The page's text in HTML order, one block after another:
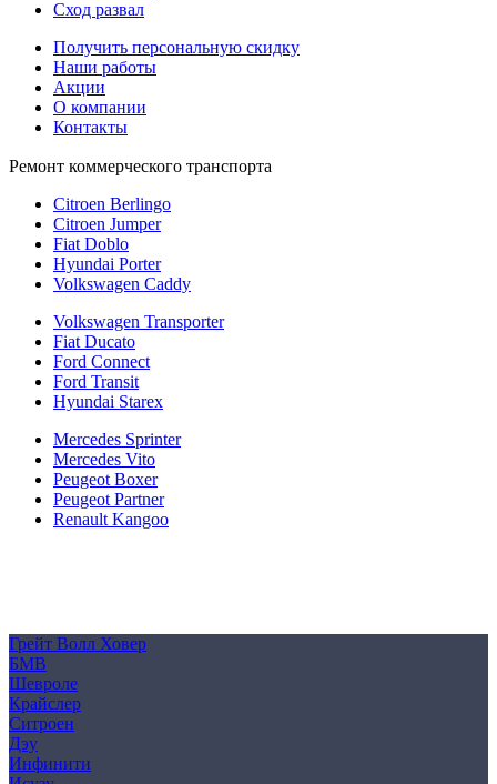
Сход развал
Получить персональную скидку
Наши работы
Акции
О компании
Контакты
Ремонт коммерческого транспорта
Citroen Berlingo
Citroen Jumper
Fiat Doblo
Hyundai Porter
Volkswagen Caddy
Volkswagen Transporter
Fiat Ducato
Ford Connect
Ford Transit
Hyundai Starex
Mercedes Sprinter
Mercedes Vito
Peugeot Boxer
Peugeot Partner
Renault Kangoo
Грейт Волл Ховер
БМВ
Шевроле
Крайслер
Ситроен
Дэу
Инфинити